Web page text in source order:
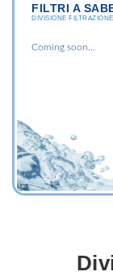
FILTRI A
DIVISIONE FILTRAZIONE
Coming soon...